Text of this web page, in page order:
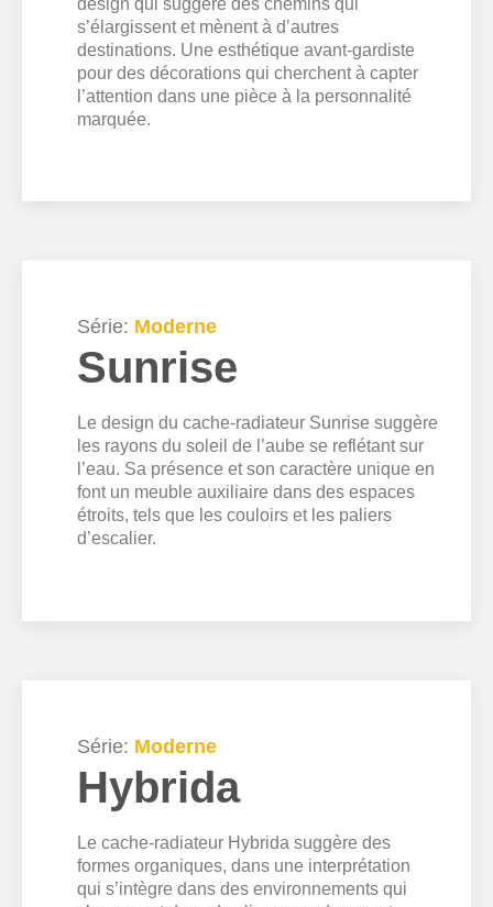
design qui suggère des chemins qui
s’élargissent et mènent à d’autres
destinations. Une esthétique avant-gardiste
pour des décorations qui cherchent à capter
l’attention dans une pièce à la personnalité
marquée.
Série: Moderne
Sunrise
Le design du cache-radiateur Sunrise suggère
les rayons du soleil de l’aube se reflétant sur
l’eau. Sa présence et son caractère unique en
font un meuble auxiliaire dans des espaces
étroits, tels que les couloirs et les paliers
d’escalier.
Série: Moderne
Hybrida
Le cache-radiateur Hybrida suggère des
formes organiques, dans une interprétation
qui s’intègre dans des environnements qui